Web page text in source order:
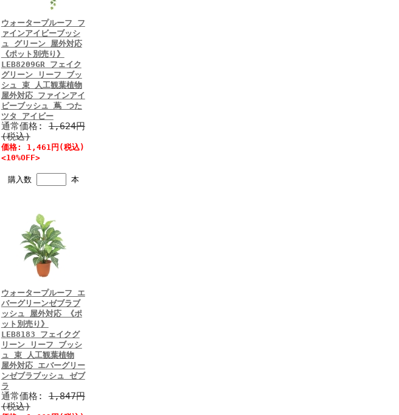
ウォータープルーフ フ
ァインアイビーブッシ
ュ グリーン 屋外対応
《ポット別売り》
LEB8209GR フェイク
グリーン リーフ ブッ
シュ 束 人工観葉植物
屋外対応 ファインアイ
ビーブッシュ 蔦 つた
ツタ アイビー
通常価格:1,624円
(税込)
価格: 1,461円(税込)
<10%OFF>
購入数 本
ウォータープルーフ エ
バーグリーンゼブラブ
ッシュ 屋外対応 《ポ
ット別売り》
LEB8183 フェイクグ
リーン リーフ ブッシ
ュ 束 人工観葉植物
屋外対応 エバーグリー
ンゼブラブッシュ ゼブ
ラ
通常価格:1,847円
(税込)